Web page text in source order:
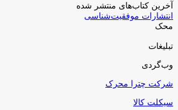
آخرین کتاب‌های منتشر شده
انتشارات موفقیت‌شناسی
محک
تبلیغات
وب‌گردی
شرکت چترا محرک
سیکلت کالا